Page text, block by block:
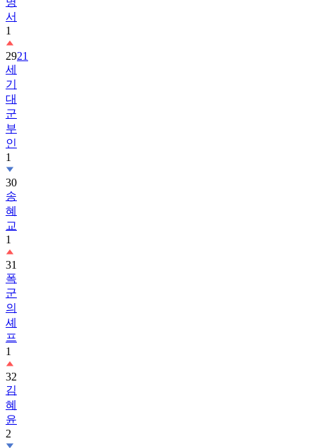
서
1
2921
세
기
대
군
부
인
1
30
송
혜
교
1
31
폭
군
의
셰
프
1
32
김
혜
윤
2